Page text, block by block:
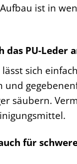
ist in
das PU-Leder
lässt sich
und
säubern.
für